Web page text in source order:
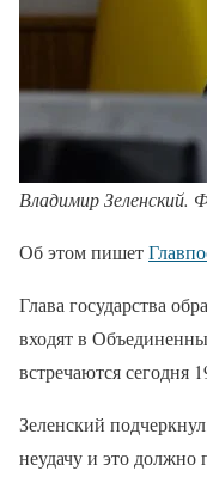
Владимир
Об этом пишет
Глава государства
входят в
встречаются сегодня
Зеленский
неудачу и это